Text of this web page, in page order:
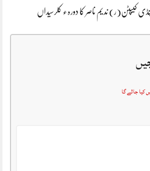
کیپٹن(ر) ندیم ناصر کا دورہء کلرسیداں
کیا جائے گا